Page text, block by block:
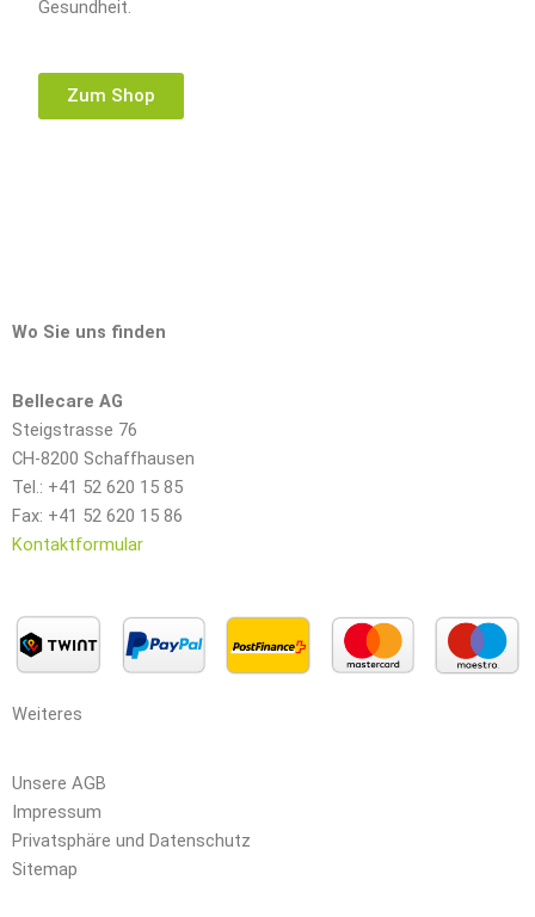
Gesundheit.
Zum Shop
Wo Sie uns finden
Bellecare AG
Steigstrasse 76
CH-8200 Schaffhausen
Tel.: +41 52 620 15 85
Fax: +41 52 620 15 86
Kontaktformular
Weiteres
Unsere AGB
Impressum
Privatsphäre und Datenschutz
Sitemap